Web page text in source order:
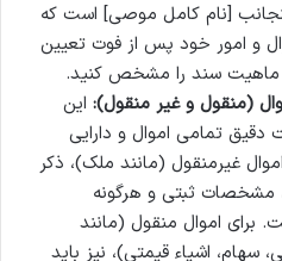
[نام کامل موصی] است که
و امور خود پس از فوت تعیین
سند را مشخص کنید.
(منقول و غیر منقول): این
تمامی اموال و دارایی
غیرمنقول (مانند ملک)، ذکر
مشخصات ثبتی و هرگونه
برای اموال منقول (مانند
سهام، اشیاء قیمتی)، نیز باید